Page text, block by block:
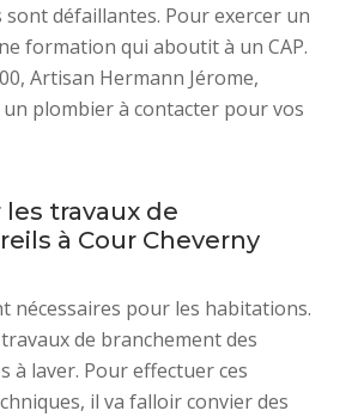
défaillantes. Pour exercer un
formation qui aboutit à un CAP.
Artisan Hermann Jérome,
plombier à contacter pour vos
travaux de
à Cour Cheverny
nécessaires pour les habitations.
de branchement des
à laver. Pour effectuer ces
il va falloir convier des